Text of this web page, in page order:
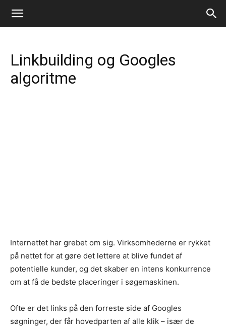
Linkbuilding og Googles
algoritme
Internettet har grebet om sig. Virksomhederne er rykket
på nettet for at gøre det lettere at blive fundet af
potentielle kunder, og det skaber en intens konkurrence
om at få de bedste placeringer i søgemaskinen.
Ofte er det links på den forreste side af Googles
søgninger, der får hovedparten af alle klik – især de